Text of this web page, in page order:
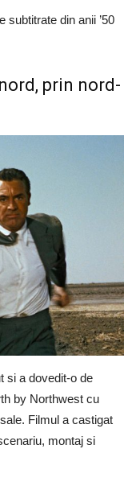
subtitrate din anii ’50
prin nord-
si a dovedit-o de
by Northwest cu
Filmul a castigat
montaj si